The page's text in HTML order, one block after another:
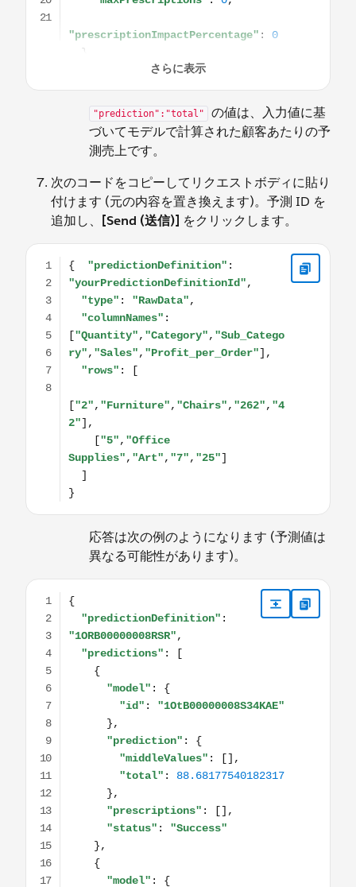
"prediction":"total"
の値は、入力値に基
づいてモデルで計算された顧客あたりの予
測売上です。
次のコードをコピーしてリクエストボディに貼り
付けます (元の内容を置き換えます)。予測 ID を
追加し、 [Send (送信)] をクリックします。
{ "predictionDefinition": "yourPredictionDefinitionId",
応答は次の例のようになります (予測値は
異なる可能性があります)。
{ "predictionDefinition": "1ORB00000008RSR",